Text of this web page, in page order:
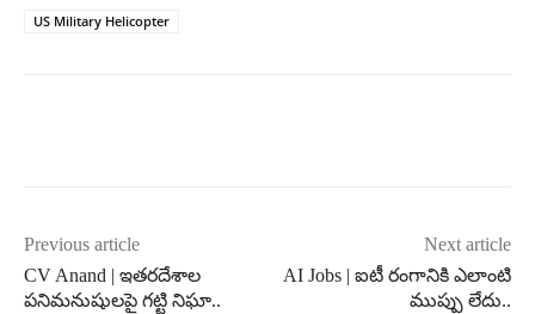
US Military Helicopter
Previous article
CV Anand | ఇతరదేశాల
పనిమనుషులపై గట్టి నిఘా..
Next article
AI Jobs | ఐటీ రంగానికి ఎలాంటి
ముప్పు లేదు..